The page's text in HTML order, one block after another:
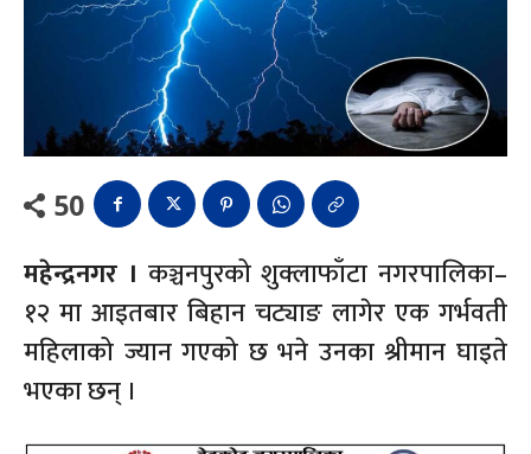
50
महेन्द्रनगर । कञ्चनपुरको शुक्लाफाँटा नगरपालिका–
१२ मा आइतबार बिहान चट्याङ लागेर एक गर्भवती
महिलाको ज्यान गएको छ भने उनका श्रीमान घाइते
भएका छन् ।